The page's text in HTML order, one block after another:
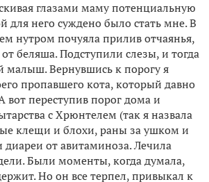
глазами маму потенциальную
для него суждено было стать мне. В
нутром почуяла прилив отчаянья,
беляша. Подступили слезы, и тогда
малыш. Вернувшись к порогу я
пропавшего кота, который давно
вот переступив порог дома и
с Хрюнтелем (так я назвала
клещи и блохи, раны за ушком и
от авитаминоза. Лечила
Были моменты, когда думала,
Но он все терпел, привыкал к